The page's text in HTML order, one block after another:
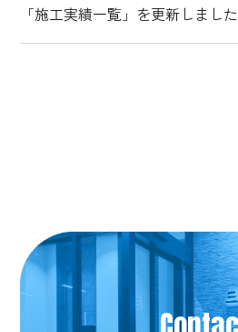
「施工実績一覧」を更新しました